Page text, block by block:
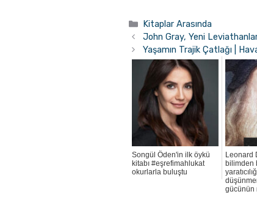
Kategoriler
Kitaplar Arasında
John Gray, Yeni
Yaşamın Trajik Çatlağı |
Songül Öden'in ilk öykü
kitabı #eşrefimahlukat
okurlarla buluştu
Leonard
bilimden
gücünün